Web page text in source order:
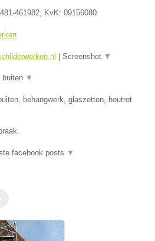
461982, KvK: 09156080
Screenshot ▼
buiten ▼
behangwerk, glaszetten, houtrot
facebook posts ▼